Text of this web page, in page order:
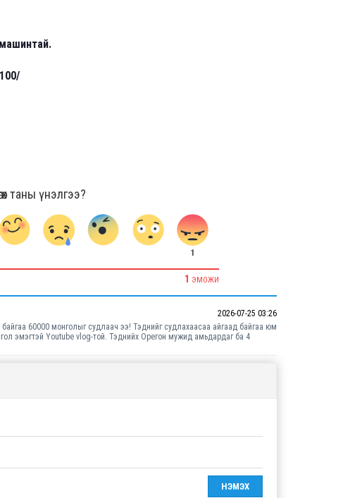
таны үнэлгээ?
1
1 ЭМОЖИ
2026-07-25 03:26
60000 монголыг судлаач ээ! Тэднийг судлахаасаа айгаад байгаа юм
эмэгтэй Youtube vlog-той. Тэднийх Орегон мужид амьдардаг ба 4